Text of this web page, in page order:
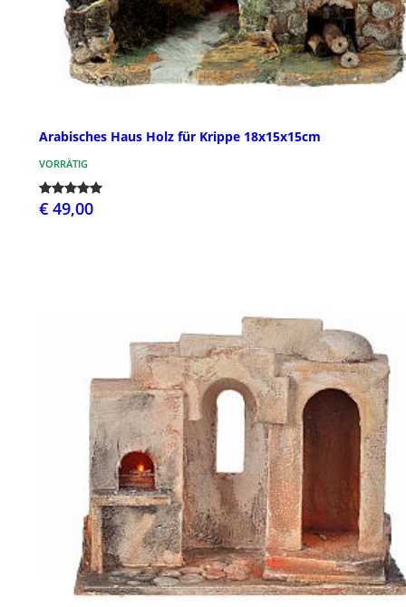
Arabisches Haus Holz für Krippe 18x15x15cm
VORRÄTIG
€ 49,00